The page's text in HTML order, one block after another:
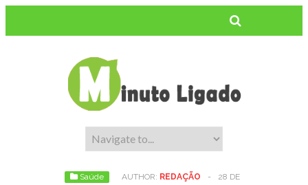
Saúde AUTHOR: REDAÇÃO -
28 DE